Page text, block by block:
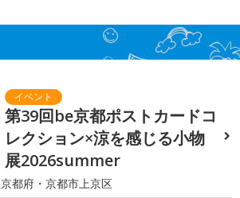
第39回be京都ポストカードコ
レクション×涼を感じる小物
展2026summer
京都府・京都市上京区